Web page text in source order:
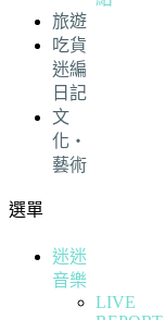
旅遊
吃貨
迷編
日記
文
化・
藝術
選單
迷迷
音樂
LIVE